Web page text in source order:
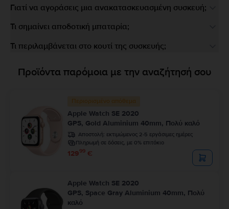
Γιατί να αγοράσεις μια ανακατασκευασμένη συσκευή;
Τι σημαίνει αποδοτική μπαταρία;
Τι περιλαμβάνεται στο κουτί της συσκευής;
Προϊόντα παρόμοια με την αναζήτησή σου
Περιορισμένο απόθεμα
Apple Watch SE 2020
GPS, Gold Aluminium 40mm, Πολύ καλό
Αποστολή: εκτιμώμενος 2-5 εργάσιμες ημέρες
Πληρωμή σε δόσεις, με 0% επιτόκιο
12999 €
Apple Watch SE 2020
GPS, Space Gray Aluminium 40mm, Πολύ
καλό